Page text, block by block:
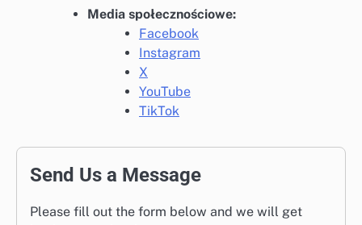
Media społecznościowe:
Facebook
Instagram
X
YouTube
TikTok
Send Us a Message
Please fill out the form below and we will get